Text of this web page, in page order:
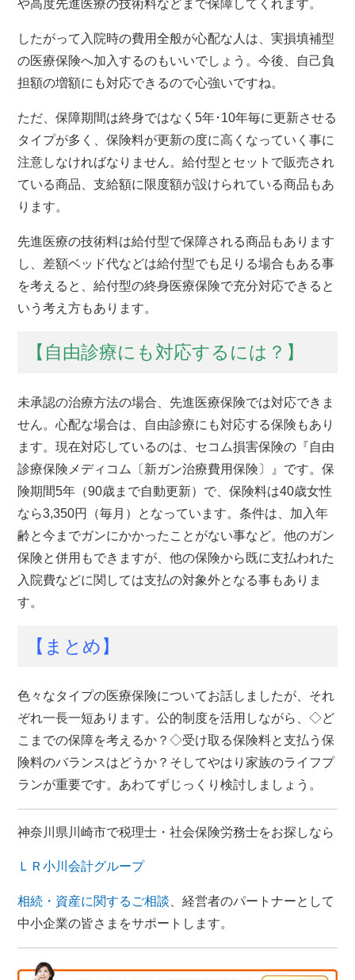
や高度先進医療の技術料などまで保障してくれます。
したがって入院時の費用全般が心配な人は、実損填補型
の医療保険へ加入するのもいいでしょう。今後、自己負
担額の増額にも対応できるので心強いですね。
ただ、保障期間は終身ではなく5年･10年毎に更新させる
タイプが多く、保険料が更新の度に高くなっていく事に
注意しなければなりません。給付型とセットで販売され
ている商品、支給額に限度額が設けられている商品もあ
ります。
先進医療の技術料は給付型で保障される商品もあります
し、差額ベッド代などは給付型でも足りる場合もある事
を考えると、給付型の終身医療保険で充分対応できると
いう考え方もあります。
【自由診療にも対応するには？】
未承認の治療方法の場合、先進医療保険では対応できま
せん。心配な場合は、自由診療にも対応する保険もあり
ます。現在対応しているのは、セコム損害保険の『自由
診療保険メディコム〔新ガン治療費用保険〕』です。保
険期間5年（90歳まで自動更新）で、保険料は40歳女性
なら3,350円（毎月）となっています。条件は、加入年
齢と今までガンにかかったことがない事など。他のガン
保険と併用もできますが、他の保険から既に支払われた
入院費などに関しては支払の対象外となる事もありま
す。
【まとめ】
色々なタイプの医療保険についてお話しましたが、それ
ぞれ一長一短あります。公的制度を活用しながら、◇ど
こまでの保障を考えるか？◇受け取る保険料と支払う保
険料のバランスはどうか？そしてやはり家族のライフプ
ランが重要です。あわてずじっくり検討しましょう。
神奈川県川崎市で税理士・社会保険労務士をお探しなら
ＬＲ小川会計グループ
相続・資産に関するご相談 、経営者のパートナーとして
中小企業の皆さまをサポートします。